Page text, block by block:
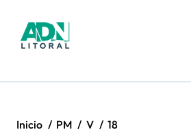
contenido
Inicio PM V
18